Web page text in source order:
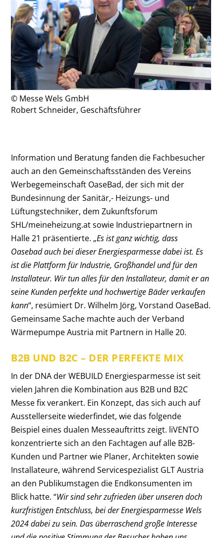
© Messe Wels GmbH
Robert Schneider, Geschäftsführer
Information und Beratung fanden die Fachbesucher
auch an den Gemeinschaftsständen des Vereins
Werbegemeinschaft OaseBad, der sich mit der
Bundesinnung der Sanitär,- Heizungs- und
Lüftungstechniker, dem Zukunftsforum
SHL/meineheizung.at sowie Industriepartnern in
Halle 21 präsentierte. „Es ist ganz wichtig, dass
Oasebad auch bei dieser Energiesparmesse dabei ist. Es
ist die Plattform für Industrie, Großhandel und für den
Installateur. Wir tun alles für den Installateur, damit er an
seine Kunden perfekte und hochwertige Bäder verkaufen
kann“, resümiert Dr. Wilhelm Jörg, Vorstand OaseBad.
Gemeinsame Sache machte auch der Verband
Wärmepumpe Austria mit Partnern in Halle 20.
B2B UND B2C – DER PERFEKTE MIX
In der DNA der WEBUILD Energiesparmesse ist seit
vielen Jahren die Kombination aus B2B und B2C
Messe fix verankert. Ein Konzept, das sich auch auf
Ausstellerseite wiederfindet, wie das folgende
Beispiel eines dualen Messeauftritts zeigt. liVENTO
konzentrierte sich an den Fachtagen auf alle B2B-
Kunden und Partner wie Planer, Architekten sowie
Installateure, während Servicespezialist GLT Austria
an den Publikumstagen die Endkonsumenten im
Blick hatte. “Wir sind sehr zufrieden über unseren doch
kurzfristigen Entschluss, bei der Energiesparmesse Wels
2024 dabei zu sein. Das überraschend große Interesse